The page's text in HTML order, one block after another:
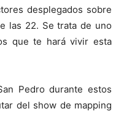
desplegados sobre
las 22. Se trata de uno
que te hará vivir esta
Pedro durante estos
del show de mapping